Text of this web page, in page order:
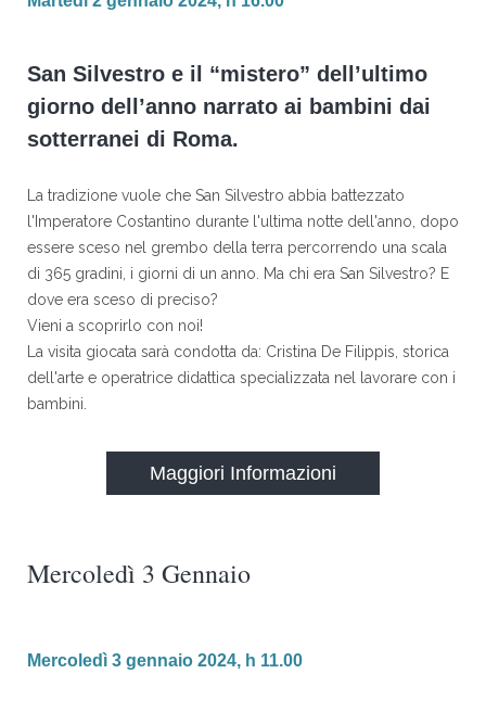
San Silvestro e il “mistero” dell’ultimo
giorno dell’anno narrato ai bambini dai
sotterranei di Roma.
La tradizione vuole che San Silvestro abbia battezzato
l'Imperatore Costantino durante l'ultima notte dell'anno, dopo
essere sceso nel grembo della terra percorrendo una scala
di 365 gradini, i giorni di un anno. Ma chi era San Silvestro? E
dove era sceso di preciso?
Vieni a scoprirlo con noi!
La visita giocata sarà condotta da: Cristina De Filippis, storica
dell'arte e operatrice didattica specializzata nel lavorare con i
bambini.
Maggiori Informazioni
Mercoledì 3 Gennaio
Mercoledì 3 gennaio 2024, h 11.00